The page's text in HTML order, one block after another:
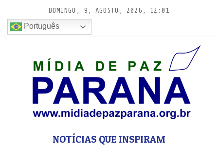
conteúdo
DOMINGO, 9, AGOSTO, 2026, 12:01
Português
NOTÍCIAS QUE INSPIRAM